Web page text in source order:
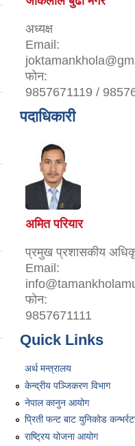
अध्यक्ष
Email:
फोन:
9857671119 /
पदाधिकारी
अमित परियार
प्रमुख प्रशासकीय
Email:
फोन:
9857671111
Quick Links
अर्थ मन्त्रालय
केन्द्रीय पञ्जिकरण विभाग
नेपाल कानुन आयोग
प्रिती फन्ट बाट युनिकोड
राष्ट्रिय योजना आयोग